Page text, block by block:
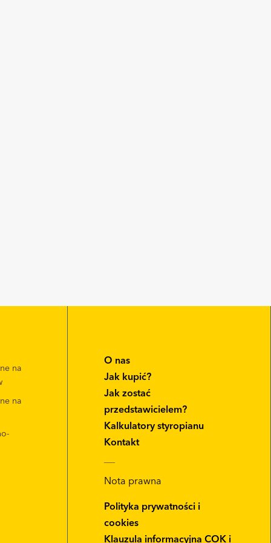
na
na
O nas
Jak kupić?
Jak zostać
przedstawicielem?
Kalkulatory styropianu
Kontakt
Nota prawna
Polityka prywatności i
cookies
Klauzula informacyjna COK i